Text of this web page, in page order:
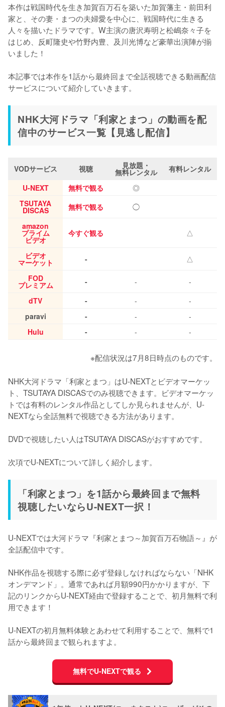
本作は戦国時代を生き加賀百万石を築いた加賀藩主・前田利
家と、その妻・まつの夫婦愛を中心に、戦国時代に生きる
人々を描いたドラマです。W主演の唐沢寿明と松嶋奈々子を
はじめ、反町隆史や竹野内豊、及川光博など豪華出演陣が揃
いました！
本記事では本作を1話から最終回まで全話視聴できる動画配信
サービスについて紹介していきます。
NHK大河ドラマ「利家とまつ」の動画を配
信中のサービス一覧【見逃し配信】
VODサービス 視聴 見放題・
無料レンタル
有料レンタル
U-NEXT
無料で観る
◎
TSUTAYA
DISCAS 無料で観る
◯
amazon
プライム
ビデオ
今すぐ観る △
ビデオ
マーケット -
△
FOD
プレミアム - -
-
dTV
- -
-
paravi
- -
-
Hulu
- - -
※配信状況は7月8日時点のものです。
NHK大河ドラマ「利家とまつ」はU-NEXTとビデオマーケッ
ト、TSUTAYA DISCASでのみ視聴できます。ビデオマーケッ
トでは有料のレンタル作品としてしか見られませんが、U-
NEXTなら全話無料で視聴できる方法があります。
DVDで視聴したい人はTSUTAYA DISCASがおすすめです。
次項でU-NEXTについて詳しく紹介します。
「利家とまつ」を1話から最終回まで無料
視聴したいならU-NEXT一択！
U-NEXTでは大河ドラマ『利家とまつ～加賀百万石物語～』が
全話配信中です。
NHK作品を視聴する際に必ず登録しなければならない「NHK
オンデマンド」。通常であれば月額990円かかりますが、下
記のリンクからU-NEXT経由で登録することで、初月無料で利
用できます！
U-NEXTの初月無料体験とあわせて利用することで、無料で1
話から最終回まで観られますよ。
無料でU-NEXTで観る